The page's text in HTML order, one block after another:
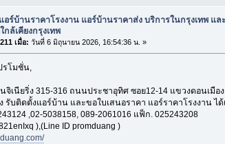
อร์บ้านราคาโรงงาน แอร์บ้านราคาส่ง บริการในกรุงเทพ และ
กล้เคียงกรุงเทพ
เมื่อ: วันที่ 6 มิถุนายน 2026, 16:54:36 น. »
รโมชั่น,
นจิเนียริ่ง 315-316 ถนนประชาอุทิศ ซอย12-14 แขวงดอนเมือ
รับติดตั้งแอร์บ้าน และขอใบเสนอราคา แอร์ราคาโรงงาน ไ
,02-5038158, 089-2061016 แฟ็ก. 025243208
),(Line ID promduang )